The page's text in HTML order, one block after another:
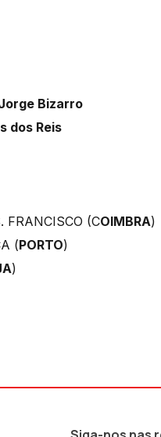
Bizarro
dos Reis
FRANCISCO (COIMBRA)
(PORTO)
)